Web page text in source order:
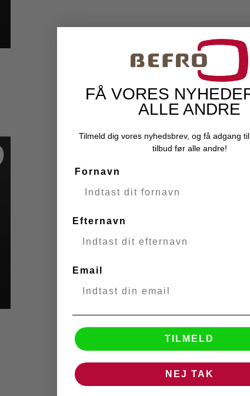
Ilford Galerie Gold Fibre Rag
50670
FÅ VORES
ALLE ANDRE
Tilmeld dig vores nyhedsbrev, og få adgang
tilbud før alle andre!
Fornavn
Efternavn
Email
TILMELD
NEJ TAK